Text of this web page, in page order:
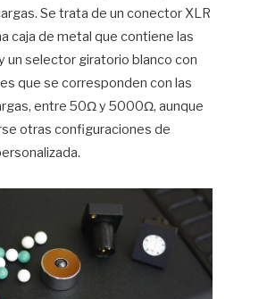
Se trata de un conector XLR
caja de metal que contiene las
un selector giratorio blanco con
que se corresponden con las
entre 50Ω y 5000Ω, aunque
otras configuraciones de